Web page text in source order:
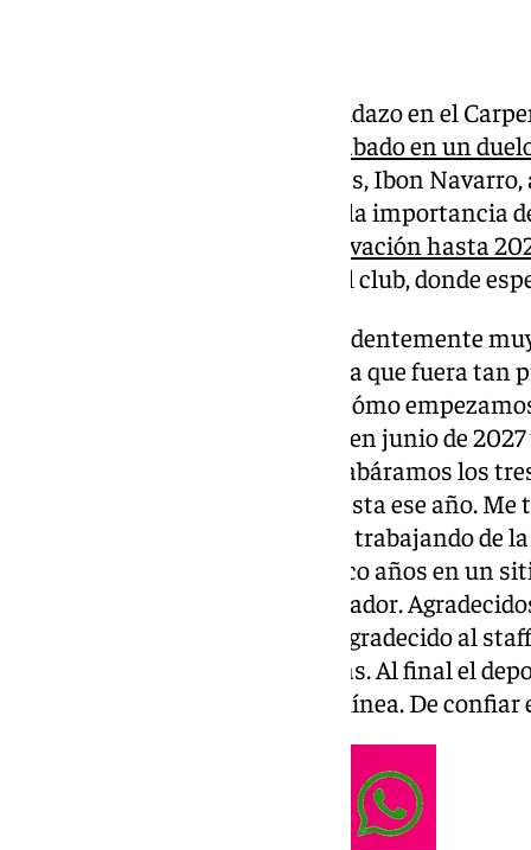
Este fin de semana hay un partidazo en el
enfrentan desde las 20:45 del sábado en un
Endesa. El técnico de los cajistas, Ibon
medios este viernes. A pesar de la importancia
su renovación hasta
«contento» y «agradecido» con el club, donde
Renovación con el Unicaja: “Evidentemente
sorprendido, porque no esperaba que fuera
idea. Con la idea de Antonio de cómo
yo. En principio su etapa acaba en junio de
romanticismo la idea de que acabáramos los
contento y feliz de estar aquí hasta ese año.
mucho. Muy contento de seguir trabajando de
Cuando un entrenador está cinco años en un
jugadores que del propio entrenador.
no y los que estarán. También agradecido al
de cómo están saliendo las cosas. Al final el
pero nosotros estamos en otra línea. De confiar